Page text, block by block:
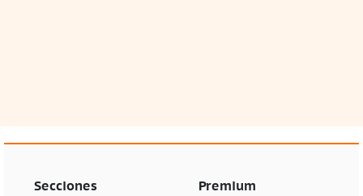
Secciones Premium